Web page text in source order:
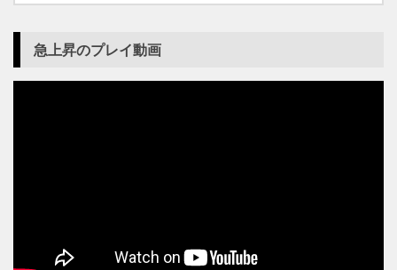
急上昇のプレイ動画